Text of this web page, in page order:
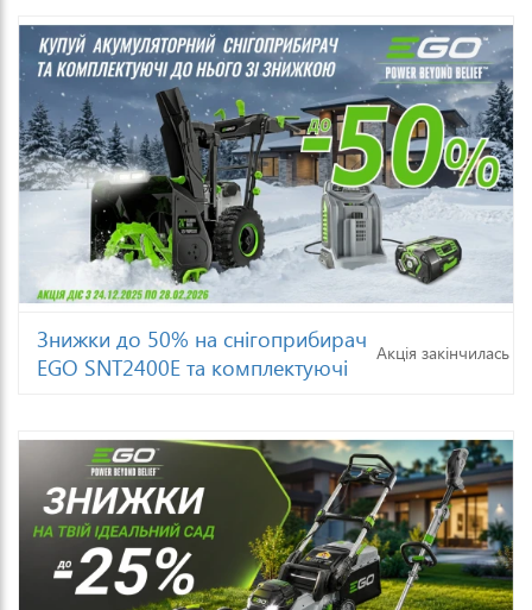
Знижки до 50% на снігоприбирач
EGO SNT2400E та комплектуючі
Акція закінчилась